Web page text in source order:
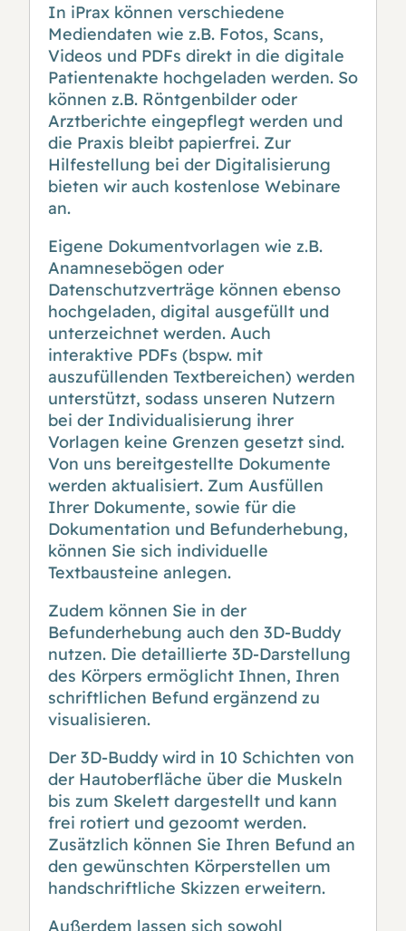
In iPrax können verschiedene
Mediendaten wie z.B. Fotos, Scans,
Videos und PDFs direkt in die digitale
Patientenakte hochgeladen werden. So
können z.B. Röntgenbilder oder
Arztberichte eingepflegt werden und
die Praxis bleibt papierfrei. Zur
Hilfestellung bei der Digitalisierung
bieten wir auch kostenlose Webinare
an.
Eigene Dokumentvorlagen wie z.B.
Anamnesebögen oder
Datenschutzverträge können ebenso
hochgeladen, digital ausgefüllt und
unterzeichnet werden. Auch
interaktive PDFs (bspw. mit
auszufüllenden Textbereichen) werden
unterstützt, sodass unseren Nutzern
bei der Individualisierung ihrer
Vorlagen keine Grenzen gesetzt sind.
Von uns bereitgestellte Dokumente
werden aktualisiert. Zum Ausfüllen
Ihrer Dokumente, sowie für die
Dokumentation und Befunderhebung,
können Sie sich individuelle
Textbausteine anlegen.
Zudem können Sie in der
Befunderhebung auch den 3D-Buddy
nutzen. Die detaillierte 3D-Darstellung
des Körpers ermöglicht Ihnen, Ihren
schriftlichen Befund ergänzend zu
visualisieren.
Der 3D-Buddy wird in 10 Schichten von
der Hautoberfläche über die Muskeln
bis zum Skelett dargestellt und kann
frei rotiert und gezoomt werden.
Zusätzlich können Sie Ihren Befund an
den gewünschten Körperstellen um
handschriftliche Skizzen erweitern.
Außerdem lassen sich sowohl